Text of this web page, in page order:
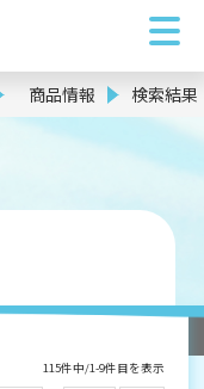
商品情報 検索結果
115件中/1-9件目を表示